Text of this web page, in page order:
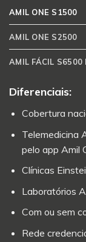
AMIL ONE S1500
AMIL ONE S2500
AMIL FÁCIL S6500
Diferenciais:
Cobertura
Telemedicina
pelo app Amil
Clínicas
Laboratórios
Com ou sem
Rede